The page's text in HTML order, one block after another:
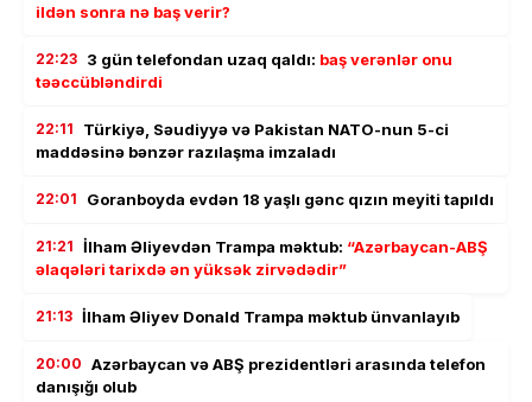
ildən sonra nə baş verir?
22:23 3 gün telefondan uzaq qaldı: baş verənlər onu
təəccübləndirdi
22:11
Türkiyə, Səudiyyə və Pakistan NATO-nun 5-ci
maddəsinə bənzər razılaşma imzaladı
22:01 Goranboyda evdən 18 yaşlı gənc qızın meyiti tapıldı
21:21 İlham Əliyevdən Trampa məktub: “Azərbaycan-ABŞ
əlaqələri tarixdə ən yüksək zirvədədir”
21:13 İlham Əliyev Donald Trampa məktub ünvanlayıb
20:00 Azərbaycan və ABŞ prezidentləri arasında telefon
danışığı olub